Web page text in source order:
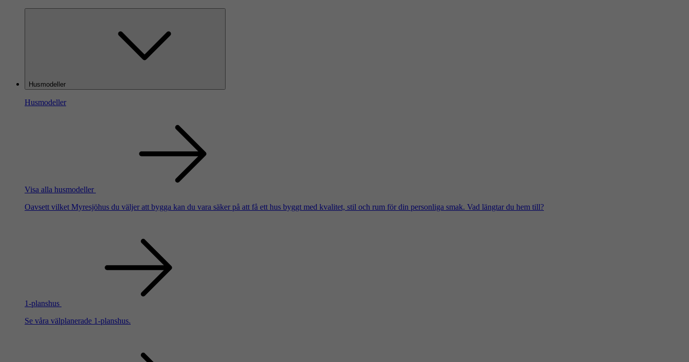
Husmodeller
Husmodeller
Visa alla husmodeller
Oavsett vilket Myresjöhus du väljer att bygga kan du vara säker på att få ett hus byggt med kvalitet, stil och rum för din personliga smak. Vad längtar du hem till?
1-planshus
Se våra välplanerade 1-planshus.